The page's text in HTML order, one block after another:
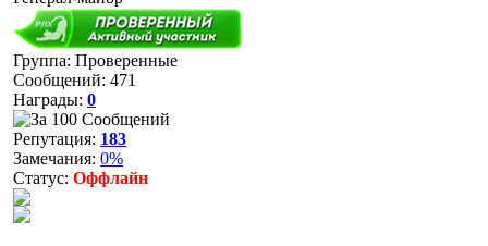
Группа: Проверенные
Сообщений: 471
Награды: 0
Репутация: 183
Замечания: 0%
Статус: Оффлайн